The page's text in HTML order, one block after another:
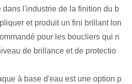
dans l'industrie de la finition du b
et produit un fini brillant lon
pour les boucliers qui n
de brillance et de protectio
à base d'eau est une option p